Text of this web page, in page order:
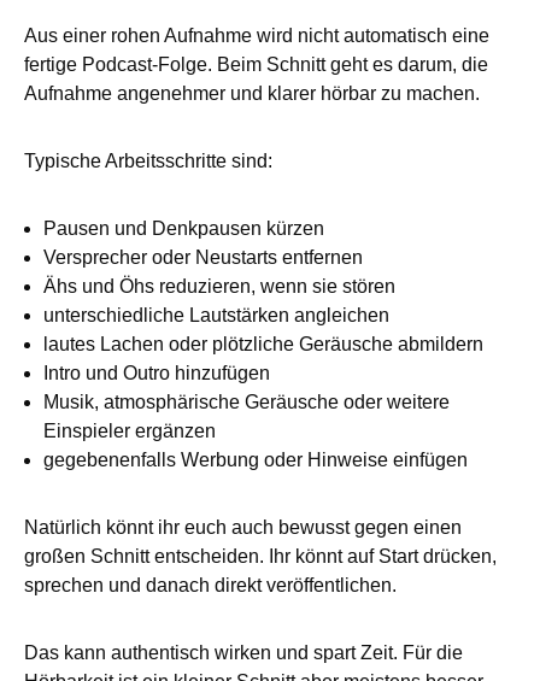
Aus einer rohen Aufnahme wird nicht automatisch eine
fertige Podcast-Folge. Beim Schnitt geht es darum, die
Aufnahme angenehmer und klarer hörbar zu machen.
Typische Arbeitsschritte sind:
Pausen und Denkpausen kürzen
Versprecher oder Neustarts entfernen
Ähs und Öhs reduzieren, wenn sie stören
unterschiedliche Lautstärken angleichen
lautes Lachen oder plötzliche Geräusche abmildern
Intro und Outro hinzufügen
Musik, atmosphärische Geräusche oder weitere
Einspieler ergänzen
gegebenenfalls Werbung oder Hinweise einfügen
Natürlich könnt ihr euch auch bewusst gegen einen
großen Schnitt entscheiden. Ihr könnt auf Start drücken,
sprechen und danach direkt veröffentlichen.
Das kann authentisch wirken und spart Zeit. Für die